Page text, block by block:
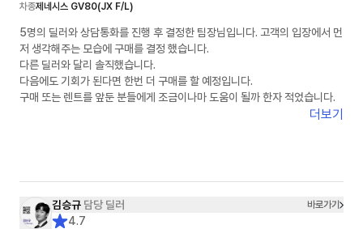
차종제네시스 GV80(JX F/L)
5명의 딜러와 상담통화를 진행 후 결정한 팀장님입니다. 고객의 입장에서 먼
저 생각해주는 모습에 구매를 결정 했습니다.
다른 딜러와 달리 솔직했습니다.
다음에도 기회가 된다면 한번 더 구매를 할 예정입니다.
구매 또는 렌트를 앞둔 분들에게 조금이나마 도움이 될까 한자 적었습니다.
더보기
김승규 담당 딜러 바로가기
4.7